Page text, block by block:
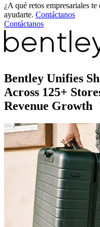
¿A qué retos empresariales te
ayudarte. Contáctanos
Contáctanos
Bentley Unifies
Across 125+
Revenue Growth